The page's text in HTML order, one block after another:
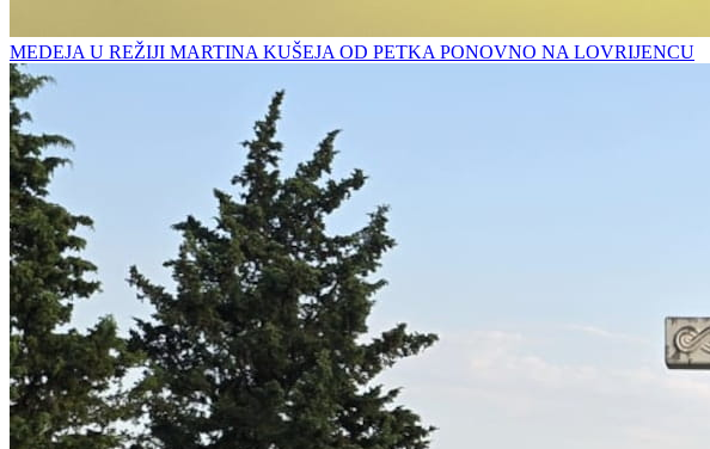
MEDEJA U REŽIJI MARTINA KUŠEJA OD PETKA PONOVNO NA LOVRIJENCU